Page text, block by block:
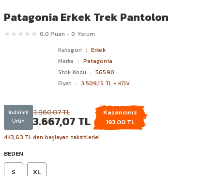
Patagonia Erkek Trek Pantolon
0.0 Puan - 0 Yorum
Kategori
Erkek
Marka
Patagonia
Stok Kodu
56590
Fiyat
3.509,15 TL + KDV
İndirimli
Ürün
3.860,07 TL
3.667,07 TL
Kazancınız
193.00 TL
443,63 TL den başlayan taksitlerle!
BEDEN
S
XL